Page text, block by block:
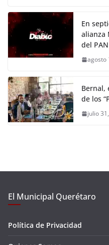
En
alianza
del PAN
agosto
Bernal,
de los
julio
El Municipal Querétaro
Política de Privacidad